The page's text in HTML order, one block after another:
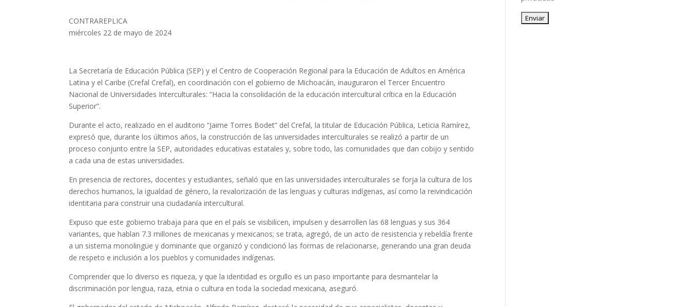
CONTRAREPLICA
miércoles 22 de mayo de 2024
La Secretaría de Educación Pública (SEP) y el Centro de Cooperación Regional para la Educación de Adultos en América
Latina y el Caribe (Crefal Crefal), en coordinación con el gobierno de Michoacán, inauguraron el Tercer Encuentro
Nacional de Universidades Interculturales: “Hacia la consolidación de la educación intercultural crítica en la Educación
Superior”.
Durante el acto, realizado en el auditorio “Jaime Torres Bodet” del Crefal, la titular de Educación Pública, Leticia Ramírez,
expresó que, durante los últimos años, la construcción de las universidades interculturales se realizó a partir de un
proceso conjunto entre la SEP, autoridades educativas estatales y, sobre todo, las comunidades que dan cobijo y sentido
a cada una de estas universidades.
En presencia de rectores, docentes y estudiantes, señaló que en las universidades interculturales se forja la cultura de los
derechos humanos, la igualdad de género, la revalorización de las lenguas y culturas indígenas, así como la reivindicación
identitaria para construir una ciudadanía intercultural.
Expuso que este gobierno trabaja para que en el país se visibilicen, impulsen y desarrollen las 68 lenguas y sus 364
variantes, que hablan 7.3 millones de mexicanas y mexicanos; se trata, agregó, de un acto de resistencia y rebeldía frente
a un sistema monolingüe y dominante que organizó y condicionó las formas de relacionarse, generando una gran deuda
de respeto e inclusión a los pueblos y comunidades indígenas.
Comprender que lo diverso es riqueza, y que la identidad es orgullo es un paso importante para desmantelar la
discriminación por lengua, raza, etnia o cultura en toda la sociedad mexicana, aseguró.
Enviar